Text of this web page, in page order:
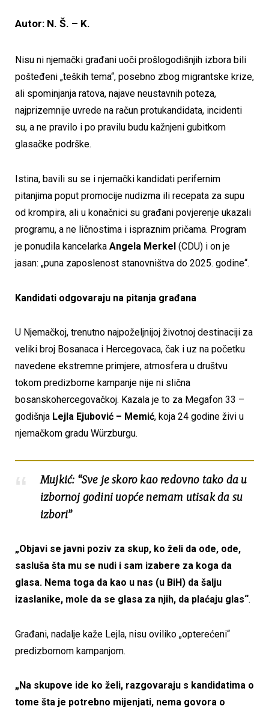
Autor: N. Š. – K.
Nisu ni njemački građani uoči prošlogodišnjih izbora bili
pošteđeni „teških tema“, posebno zbog migrantske krize,
ali spominjanja ratova, najave neustavnih poteza,
najprizemnije uvrede na račun protukandidata, incidenti
su, a ne pravilo i po pravilu budu kažnjeni gubitkom
glasačke podrške.
Istina, bavili su se i njemački kandidati perifernim
pitanjima poput promocije nudizma ili recepata za supu
od krompira, ali u konačnici su građani povjerenje ukazali
programu, a ne ličnostima i ispraznim pričama. Program
je ponudila kancelarka Angela Merkel (CDU) i on je
jasan: „puna zaposlenost stanovništva do 2025. godine“.
Kandidati odgovaraju na pitanja građana
U Njemačkoj, trenutno najpoželjnijoj životnoj destinaciji za
veliki broj Bosanaca i Hercegovaca, čak i uz na početku
navedene ekstremne primjere, atmosfera u društvu
tokom predizborne kampanje nije ni slična
bosanskohercegovačkoj. Kazala je to za Megafon 33 –
godišnja Lejla Ejubović – Memić, koja 24 godine živi u
njemačkom gradu Würzburgu.
Mujkić: “Sve je skoro kao redovno tako da u
izbornoj godini uopće nemam utisak da su
izbori”
„Objavi se javni poziv za skup, ko želi da ode, ode,
sasluša šta mu se nudi i sam izabere za koga da
glasa. Nema toga da kao u nas (u BiH) da šalju
izaslanike, mole da se glasa za njih, da plaćaju glas“.
Građani, nadalje kaže Lejla, nisu oviliko „opterećeni“
predizbornom kampanjom.
„Na skupove ide ko želi, razgovaraju s kandidatima o
tome šta je potrebno mijenjati, nema govora o